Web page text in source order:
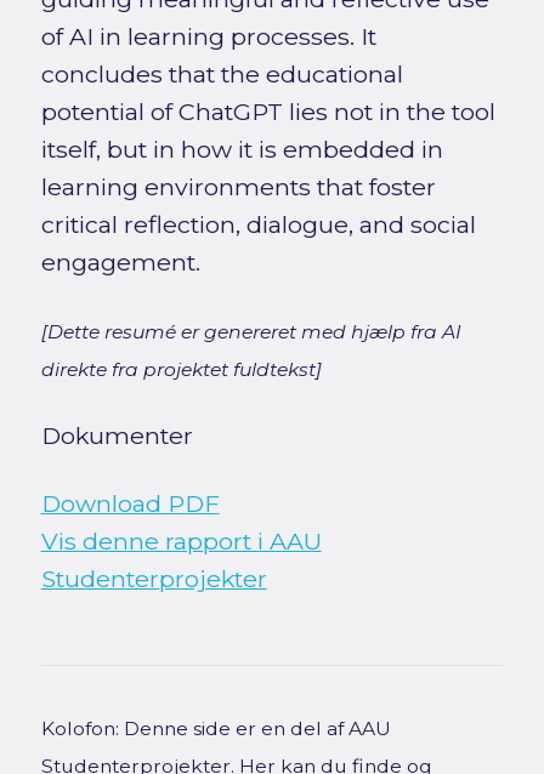
of AI in learning processes. It
concludes that the educational
potential of ChatGPT lies not in the tool
itself, but in how it is embedded in
learning environments that foster
critical reflection, dialogue, and social
engagement.
[Dette resumé er genereret med hjælp fra AI
direkte fra projektet fuldtekst]
Dokumenter
Download PDF
Vis denne rapport i AAU
Studenterprojekter
Kolofon: Denne side er en del af AAU
Studenterprojekter. Her kan du finde og